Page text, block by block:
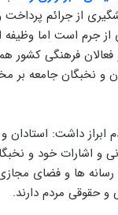
از جرائم
از جرم است اما
فرهنگی کشور
و نخبگان جامعه بر
ابراز داشت: استادان
و اشارات خود و
رسانه ها و فضای
و حقوقی مردم دارند.